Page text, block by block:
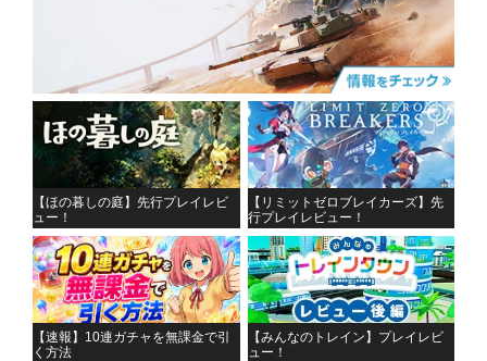
【ほの暮しの庭】先行プレイレビ
ュー！
【リミットゼロブレイカーズ】先
行プレイレビュー！
【速報】10連ガチャを無課金で引
く方法
【みんなのトレイン】プレイレビ
ュー！